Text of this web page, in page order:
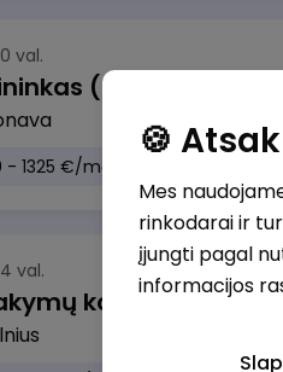
val.
- 1325 €/mėn.
val.
🍪
Mes
rinkodarai ir
įjungti pagal
informacijos